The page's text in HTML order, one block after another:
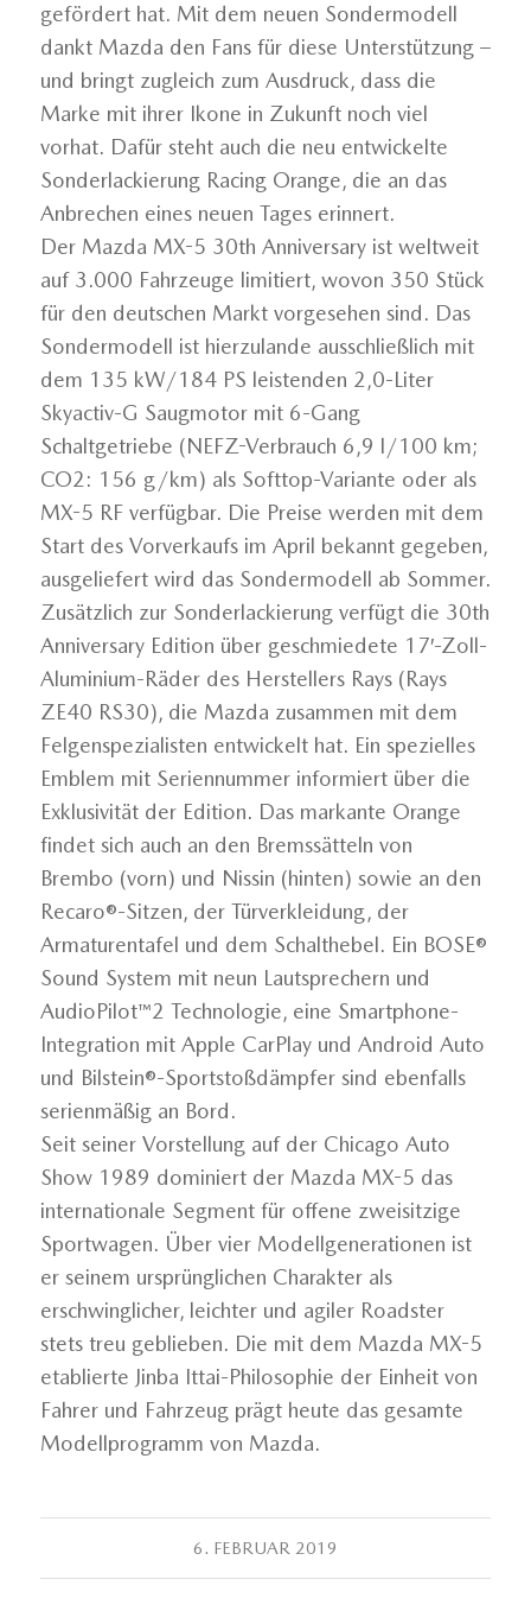
gefördert hat. Mit dem neuen Sondermodell
dankt Mazda den Fans für diese Unterstützung –
und bringt zugleich zum Ausdruck, dass die
Marke mit ihrer Ikone in Zukunft noch viel
vorhat. Dafür steht auch die neu entwickelte
Sonderlackierung Racing Orange, die an das
Anbrechen eines neuen Tages erinnert.
Der Mazda MX-5 30th Anniversary ist weltweit
auf 3.000 Fahrzeuge limitiert, wovon 350 Stück
für den deutschen Markt vorgesehen sind. Das
Sondermodell ist hierzulande ausschließlich mit
dem 135 kW/184 PS leistenden 2,0-Liter
Skyactiv-G Saugmotor mit 6-Gang
Schaltgetriebe (NEFZ-Verbrauch 6,9 l/100 km;
CO2: 156 g/km) als Softtop-Variante oder als
MX-5 RF verfügbar. Die Preise werden mit dem
Start des Vorverkaufs im April bekannt gegeben,
ausgeliefert wird das Sondermodell ab Sommer.
Zusätzlich zur Sonderlackierung verfügt die 30th
Anniversary Edition über geschmiedete 17′-Zoll-
Aluminium-Räder des Herstellers Rays (Rays
ZE40 RS30), die Mazda zusammen mit dem
Felgenspezialisten entwickelt hat. Ein spezielles
Emblem mit Seriennummer informiert über die
Exklusivität der Edition. Das markante Orange
findet sich auch an den Bremssätteln von
Brembo (vorn) und Nissin (hinten) sowie an den
Recaro®-Sitzen, der Türverkleidung, der
Armaturentafel und dem Schalthebel. Ein BOSE®
Sound System mit neun Lautsprechern und
AudioPilot™2 Technologie, eine Smartphone-
Integration mit Apple CarPlay und Android Auto
und Bilstein®-Sportstoßdämpfer sind ebenfalls
serienmäßig an Bord.
Seit seiner Vorstellung auf der Chicago Auto
Show 1989 dominiert der Mazda MX-5 das
internationale Segment für offene zweisitzige
Sportwagen. Über vier Modellgenerationen ist
er seinem ursprünglichen Charakter als
erschwinglicher, leichter und agiler Roadster
stets treu geblieben. Die mit dem Mazda MX-5
etablierte Jinba Ittai-Philosophie der Einheit von
Fahrer und Fahrzeug prägt heute das gesamte
Modellprogramm von Mazda.
6. FEBRUAR 2019